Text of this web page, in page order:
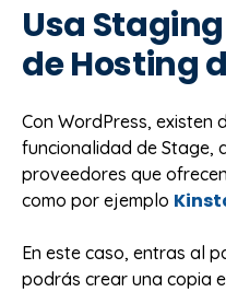
Usa
de Hosting
Con WordPress, existen
funcionalidad de Stage,
proveedores que
como por ejemplo
En este caso, entras al
podrás crear una copia